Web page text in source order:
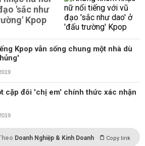
'sắc như
Kpop
Kpop vẫn sống chung một nhà dù
cặp đôi 'chị em' chính thức xác nhận
Doanh Nghiệp & Kinh Doanh Copy link